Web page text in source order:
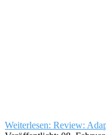
Weiterlesen: Review: